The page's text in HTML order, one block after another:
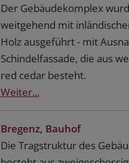
Der Gebäudekomplex
weitgehend mit
Holz ausgeführt - mit
Schindelfassade, die aus
red cedar besteht.
Weiter...
Bregenz, Bauhof
Die Tragstruktur des